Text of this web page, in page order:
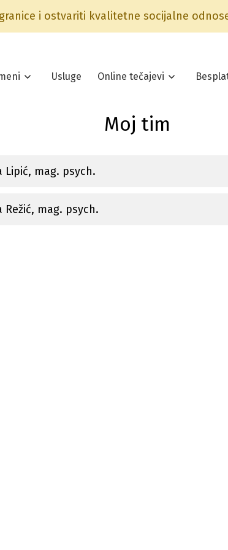
i ostvariti kvalitetne socijalne
Usluge Online tečajevi
Moj tim
Lipić, mag. psych.
Režić, mag. psych.